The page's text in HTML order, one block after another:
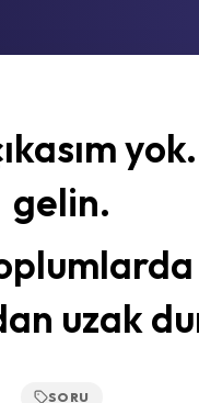
gelin.
uzak
SORU